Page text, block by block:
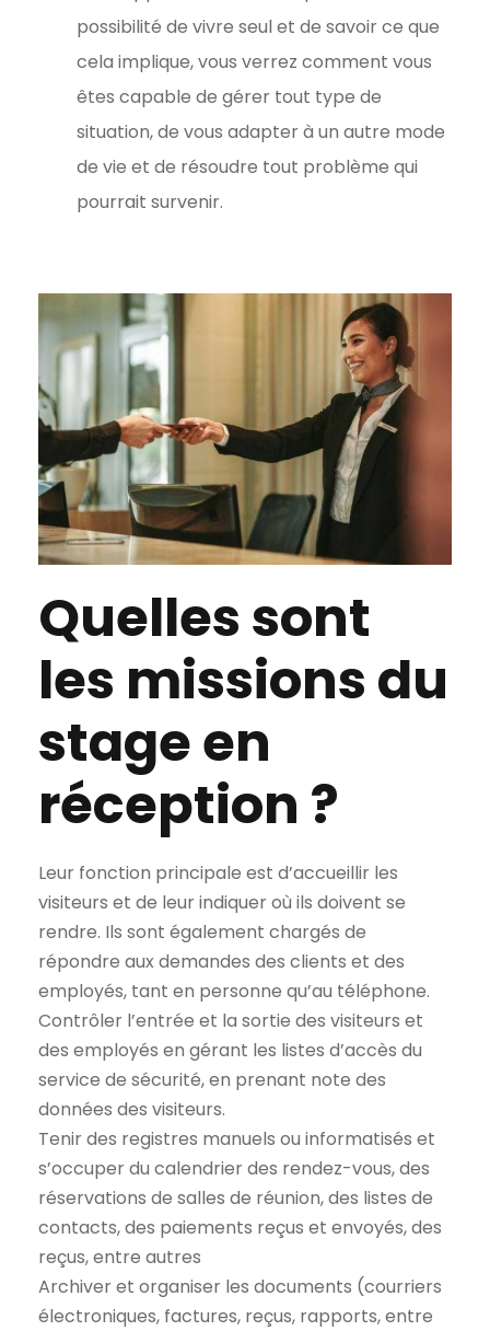
possibilité de vivre seul et de savoir ce que
cela implique, vous verrez comment vous
êtes capable de gérer tout type de
situation, de vous adapter à un autre mode
de vie et de résoudre tout problème qui
pourrait survenir.
Quelles sont
les missions du
stage en
réception ?
Leur fonction principale est d’accueillir les
visiteurs et de leur indiquer où ils doivent se
rendre. Ils sont également chargés de
répondre aux demandes des clients et des
employés, tant en personne qu’au téléphone.
Contrôler l’entrée et la sortie des visiteurs et
des employés en gérant les listes d’accès du
service de sécurité, en prenant note des
données des visiteurs.
Tenir des registres manuels ou informatisés et
s’occuper du calendrier des rendez-vous, des
réservations de salles de réunion, des listes de
contacts, des paiements reçus et envoyés, des
reçus, entre autres
Archiver et organiser les documents (courriers
électroniques, factures, reçus, rapports, entre